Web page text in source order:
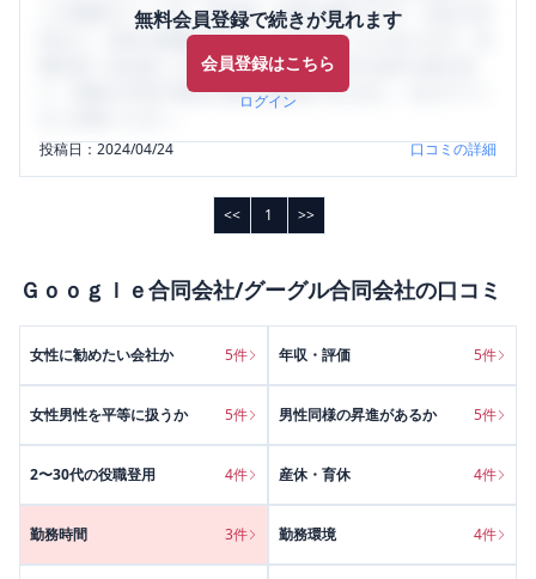
無料会員登録で続きが見れます
会員登録はこちら
ログイン
ミの投稿サイトです。給与面・女性の働きやすさ・会社の評
判など、女性の転職は気にすべき点がたくさんあります。先
輩社員（元社員）の口コミを通して、本当の会社の姿を知
り、将来の不安や現在の悩みを解消するために、ぜひサイト
投稿日：2024/04/24 口コミの詳細
<< 1 >>
Ｇｏｏｇｌｅ合同会社/グーグル合同会社の口コミ
女性に勧めたい会社か 5件 年収・評価 5件
女性男性を平等に扱うか 5件 男性同様の昇進があるか 5件
2〜30代の役職登用 4件 産休・育休 4件
勤務時間 3件 勤務環境 4件